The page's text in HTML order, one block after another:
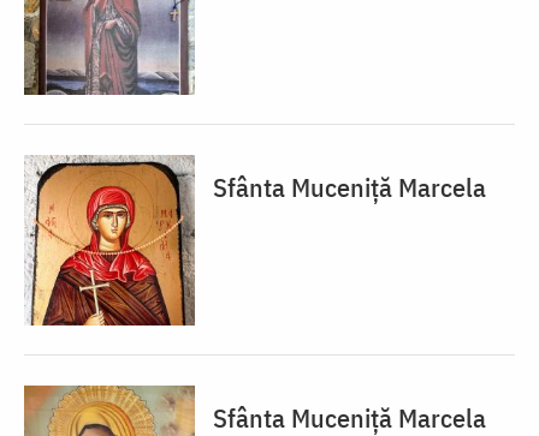
Sfânta Muceniță Marcela
Sfânta Muceniță Marcela